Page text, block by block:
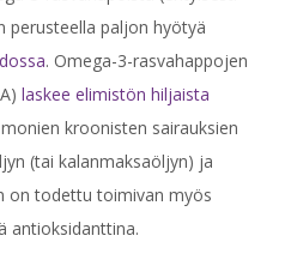
perusteella paljon hyötyä
. Omega-3-rasvahappojen
laskee elimistön hiljaista
monien kroonisten sairauksien
(tai kalanmaksaöljyn) ja
on todettu toimivan myös
antioksidanttina.